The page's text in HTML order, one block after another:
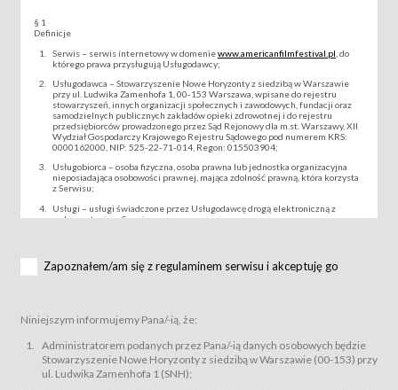
§ 1
Definicje
Serwis – serwis internetowy w domeniewww.americanfilmfestival.pl , do
którego prawa przysługują Usługodawcy;
Usługodawca – Stowarzyszenie Nowe Horyzonty z siedzibą w Warszawie
przy ul. Ludwika Zamenhofa 1, 00-153 Warszawa, wpisane do rejestru
stowarzyszeń, innych organizacji społecznych i zawodowych, fundacji oraz
samodzielnych publicznych zakładów opieki zdrowotnej i do rejestru
przedsiębiorców prowadzonego przez Sąd Rejonowy dla m.st. Warszawy, XII
Wydział Gospodarczy Krajowego Rejestru Sądowego pod numerem KRS:
0000162000, NIP: 525-22-71-014, Regon: 015503904;
Usługobiorca – osoba fizyczna, osoba prawna lub jednostka organizacyjna
nieposiadająca osobowości prawnej, mająca zdolność prawną, która korzysta
z Serwisu;
Usługi – usługi świadczone przez Usługodawcę drogą elektroniczną z
wykorzystaniem Serwisu;
za pośrednictwem Serwisu;
podmiotom z branży mediów i filmowej (Akredytacje);
Bilety – wybrane dokumenty potwierdzające zawarcie umowy z
Usługodawcą i uprawniające do wzięcia udziału w Wydarzeniu,
przewidziane przez Usługodawcę dla danego Wydarzenia, tj. uprawniające
do uczestnictwa w wielu albo w pojedynczych seansach filmowych,
Zapoznałem/am się z regulaminem serwisu i akceptuję go
Niniejszym informujemy Pana/-ią, że:
Administratorem podanych przez Pana/-ią danych osobowych będzie
Stowarzyszenie Nowe Horyzonty z siedzibą w Warszawie (00-153) przy
ul. Ludwika Zamenhofa 1 (SNH);